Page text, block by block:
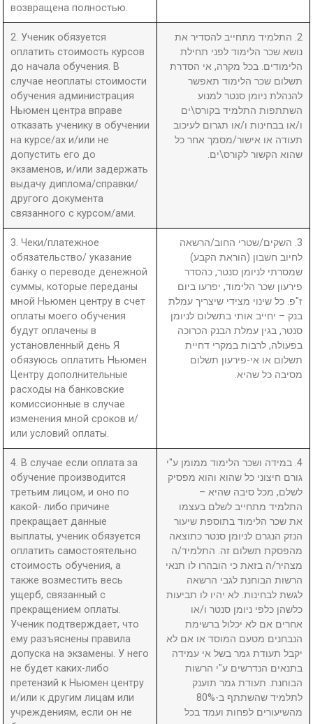
возвращена полностью.
2. Ученик обязуется
оплатить стоимость курсов
до начала обучения. В
случае неоплаты стоимости
обучения администрация
Ньюмен центра вправе
отказать ученику в обучении
на курсе/ах и/или не
допустить его до
экзаменов, и/или задержать
выдачу диплома/справки/
другого документа
связанного с курсом/ами.
2. התלמיד מתחייב להסדיר את
נושא שכר הלימוד לפני תחילת
הלימודים. בכל מקרה, אי הסדרת
תשלום שכר הלימוד תאפשר
להנהלת ניומן סנטר למנוע
השתתפות התלמיד בקורס\ים
ו/או בבחינות ו/או תגרום לעיכוב
תעודה או אישור/מסמך אחר כל
שהוא הקשור לקורס\ים.
3. Чеки/платежное
обязательство/ указание
банку о переводе денежной
суммы, которые переданы
мной Ньюмен центру в счет
оплаты моего обучения
будут оплачены в
установленный день Я
обязуюсь оплатить Ньюмен
Центру дополнительные
расходы на банковские
комиссионные в случае
изменения мной сроков и/
или условий оплаты.
3. השקים/שטרי החוב/הרשאה
לחיוב חשבון (הוראת הקבע)
שמסרתי לניומן סנטר, כהסדר
פירעון שכר הלימוד, יפרעו ביום
ז"פ. כל שינוי מצידי שיצריך עמלת
בנק – יחייב אותי בתשלום לניומן
סנטר, בגין עמלת הבנק הכרוכה
בפעולה, לרבות במקרי דחיית
תשלום או אי-פירעון תשלום
מסיבה כל שהיא.
4. В случае если оплата за
обучение производится
третьим лицом, и оно по
какой- либо причине
прекращает данные
выплаты, ученик обязуется
оплатить самостоятельно
стоимость обучения, а
также возместить весь
ущерб, связанный с
прекращением оплаты.
Ученик подтверждает, что
ему разъяснены правила
допуска на экзамены. У него
не будет каких-либо
претензий к Ньюмен центру
и/или к другим лицам или
учреждениям, если он не
4. במידה ושכר הלימוד ממומן ע"י
גורם חיצוני כל שהוא והוא מפסיק
לשלם, מכל סיבה שהיא –
התלמיד מתחייב לשלם בעצמו
את שכר הלימוד בתוספת שיעור
הנזק הנגרם לניומן סנטר כתוצאה
מהפסקת תשלום זה. התלמיד/ה
מצהיר/ה בזאת כי הובהרו לו תנאי
הרשות הבוחנת לגבי הרשאה
לגשת לבחינות. לא יהיו לו תביעות
כלשהן כלפי ניומן סנטר ו/או
אחרים אם לא יכלול ברשימת
הנבחנים מטעם המוסד או אם לא
יקבל תעודת גמר בשל אי עמידה
בתנאים הנדרשים ע"י הרשות
הבוחנת. תעודת גמר תוענק
לתלמיד שהשתתף ב-80%
מהשיעורים לפחות ועמד בכל